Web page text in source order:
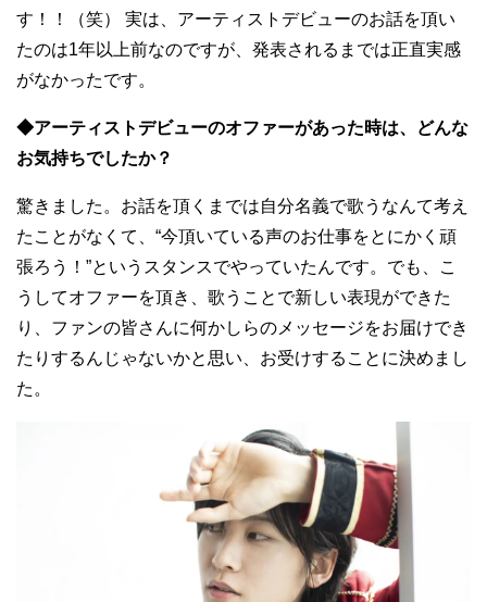
す！！（笑） 実は、アーティストデビューのお話を頂い
たのは1年以上前なのですが、発表されるまでは正直実感
がなかったです。
◆アーティストデビューのオファーがあった時は、どんな
お気持ちでしたか？
驚きました。お話を頂くまでは自分名義で歌うなんて考え
たことがなくて、“今頂いている声のお仕事をとにかく頑
張ろう！”というスタンスでやっていたんです。でも、こ
うしてオファーを頂き、歌うことで新しい表現ができた
り、ファンの皆さんに何かしらのメッセージをお届けでき
たりするんじゃないかと思い、お受けすることに決めまし
た。